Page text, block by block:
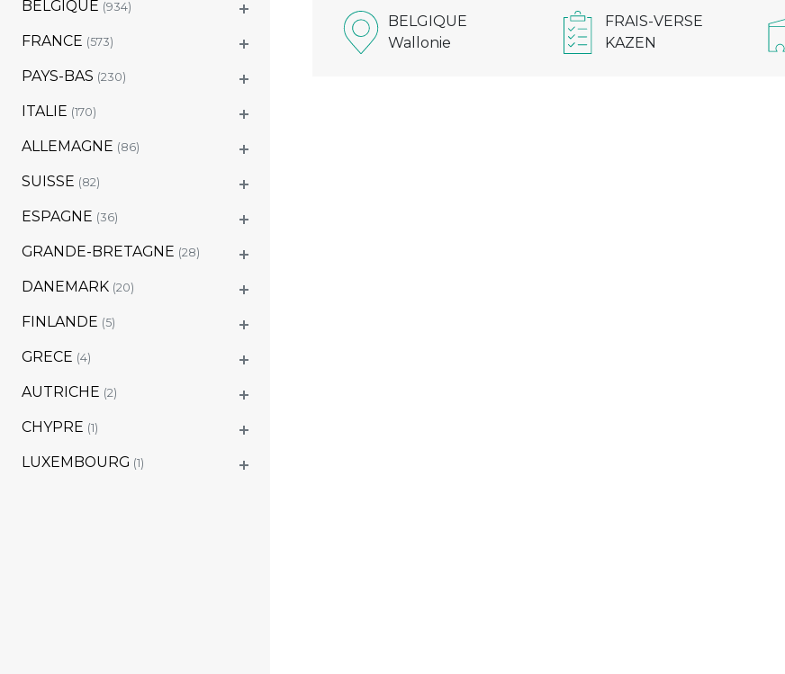
BELGIQUE (934)
FRANCE (573)
PAYS-BAS (230)
ITALIE (170)
ALLEMAGNE (86)
SUISSE (82)
ESPAGNE (36)
GRANDE-BRETAGNE (28)
DANEMARK (20)
FINLANDE (5)
GRECE (4)
AUTRICHE (2)
CHYPRE (1)
LUXEMBOURG (1)
BELGIQUE
Wallonie
FRAIS-VERSE
KAZEN